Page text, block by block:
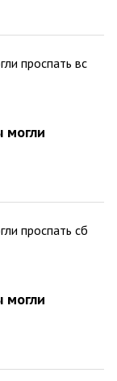
могли
могли